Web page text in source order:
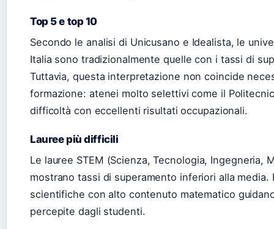
Top 5 e top 10
Secondo le analisi di Unicusano e Idealista, le
Italia sono tradizionalmente quelle con i tassi di
Tuttavia, questa interpretazione non coincide
formazione: atenei molto selettivi come il
difficoltà con eccellenti risultati occupazionali.
Lauree più difficili
Le lauree STEM (Scienza, Tecnologia, Ingegneria,
mostrano tassi di superamento inferiori alla
scientifiche con alto contenuto matematico
percepite dagli studenti.